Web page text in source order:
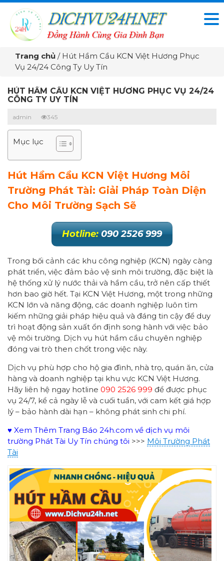
Trang chủ / Hút Hầm Cầu KCN Việt Hương Phục
Vụ 24/24 Công Ty Uy Tín
HÚT HẦM CẦU KCN VIỆT HƯƠNG PHỤC VỤ 24/24
CÔNG TY UY TÍN
admin 345
Mục lục
Hút Hầm Cầu KCN Việt Hương Môi
Trường Phát Tài: Giải Pháp Toàn Diện
Cho Môi Trường Sạch Sẽ
Hotline: 090 2526 999
Trong bối cảnh các khu công nghiệp (KCN) ngày càng
phát triển, việc đảm bảo vệ sinh môi trường, đặc biệt là
hệ thống xử lý nước thải và hầm cầu, trở nên cấp thiết
hơn bao giờ hết. Tại KCN Việt Hương, một trong những
KCN lớn và năng động, các doanh nghiệp luôn tìm
kiếm những giải pháp hiệu quả và đáng tin cậy để duy
trì hoạt động sản xuất ổn định song hành với việc bảo
vệ môi trường. Dịch vụ hút hầm cầu chuyên nghiệp
đóng vai trò then chốt trong việc này.
Dịch vụ phù hợp cho hộ gia đình, nhà trọ, quán ăn, cửa
hàng và doanh nghiệp tại khu vực KCN Việt Hương.
Hãy liên hệ ngay hotline 090 2526 999 để được phục
vụ 24/7, kể cả ngày lễ và cuối tuần, với cam kết giá hợp
lý – bảo hành dài hạn – không phát sinh chi phí.
♥ Xem Thêm Trang Báo 24h.com về dịch vụ môi
trường Phát Tài Uy Tín chúng tôi >>> Môi Trường Phát
Tài